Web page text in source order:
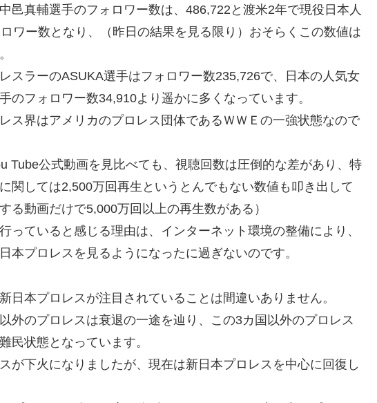
邑真輔選手のフォロワー数は、486,722と渡米2年で現役日本人
ワー数となり、（昨日の結果を見る限り）おそらくこの数値は
スラーのASUKA選手はフォロワー数235,726で、日本の人気女
のフォロワー数34,910より遥かに多くなっています。
ス界はアメリカのプロレス団体であるＷＷＥの一強状態なので
Tube公式動画を見比べても、視聴回数は圧倒的な差があり、特
関しては2,500万回再生というとんでもない数値も叩き出して
る動画だけで5,000万回以上の再生数がある）
っていると感じる理由は、インターネット環境の整備により、
本プロレスを見るようになったに過ぎないのです。
日本プロレスが注目されていることは間違いありません。
外のプロレスは衰退の一途を辿り、この3カ国以外のプロレス
民状態となっています。
が下火になりましたが、現在は新日本プロレスを中心に回復し